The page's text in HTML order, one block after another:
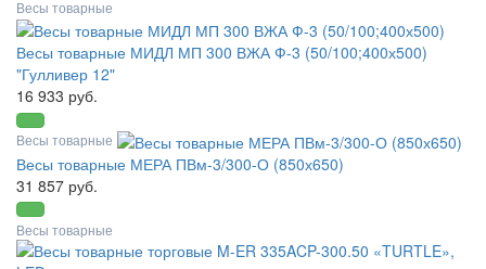
Весы товарные
Весы товарные МИДЛ МП 300 ВЖА Ф-3 (50/100;400х500)
"Гулливер 12"
16 933 руб.
Весы товарные
Весы товарные МЕРА ПВм-3/300-О (850х650)
31 857 руб.
Весы товарные